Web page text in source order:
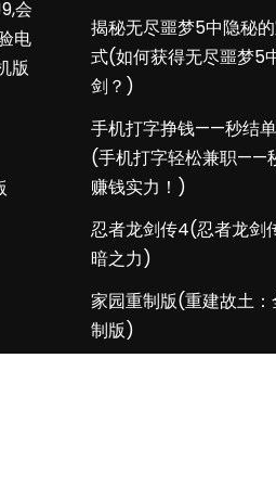
会
电
版
揭秘无尽噩梦5中隐秘
式(如何获得无尽噩梦5
剑？)
手机打字挣钱——秒结
(手机打字轻松兼职——
赚钱实力！)
忍者龙剑传4(忍者龙剑
暗之力)
家园重制版(重建故土
制版)